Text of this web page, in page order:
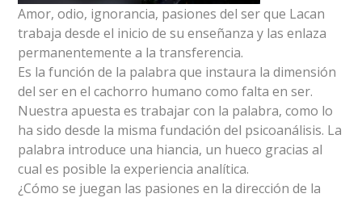
Amor, odio, ignorancia, pasiones del ser que Lacan
trabaja desde el inicio de su enseñanza y las enlaza
permanentemente a la transferencia.
Es la función de la palabra que instaura la dimensión
del ser en el cachorro humano como falta en ser.
Nuestra apuesta es trabajar con la palabra, como lo
ha sido desde la misma fundación del psicoanálisis. La
palabra introduce una hiancia, un hueco gracias al
cual es posible la experiencia analítica.
¿Cómo se juegan las pasiones en la dirección de la